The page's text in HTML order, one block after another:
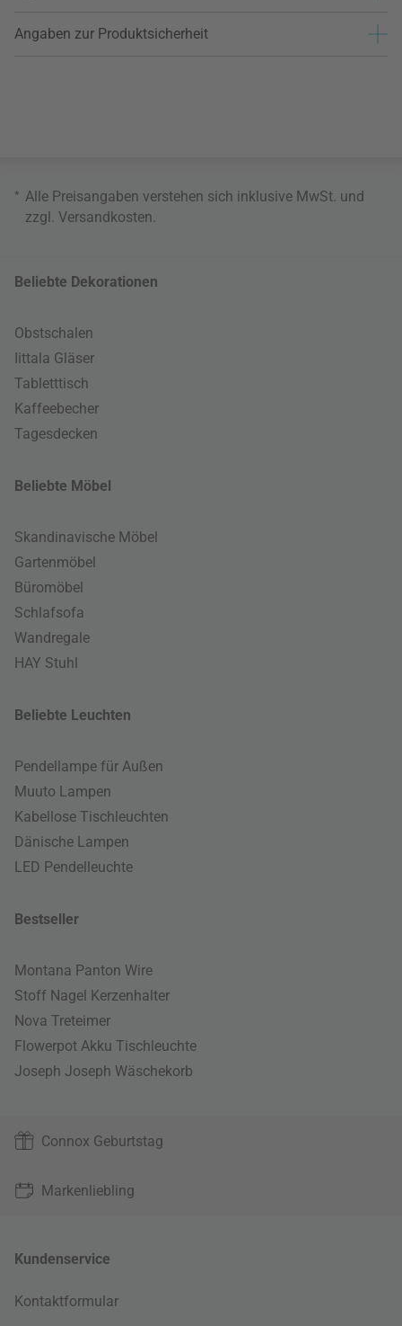
Angaben zur Produktsicherheit
* Alle Preisangaben verstehen sich inklusive MwSt. und
zzgl. Versandkosten
Beliebte Dekorationen
Obstschalen
Iittala Gläser
Tabletttisch
Kaffeebecher
Tagesdecken
Beliebte Möbel
Skandinavische Möbel
Gartenmöbel
Büromöbel
Schlafsofa
Wandregale
HAY Stuhl
Beliebte Leuchten
Pendellampe für Außen
Muuto Lampen
Kabellose Tischleuchten
Dänische Lampen
LED Pendelleuchte
Bestseller
Montana Panton Wire
Stoff Nagel Kerzenhalter
Nova Treteimer
Flowerpot Akku Tischleuchte
Joseph Joseph Wäschekorb
Connox Geburtstag
Markenliebling
Kundenservice
Kontaktformular